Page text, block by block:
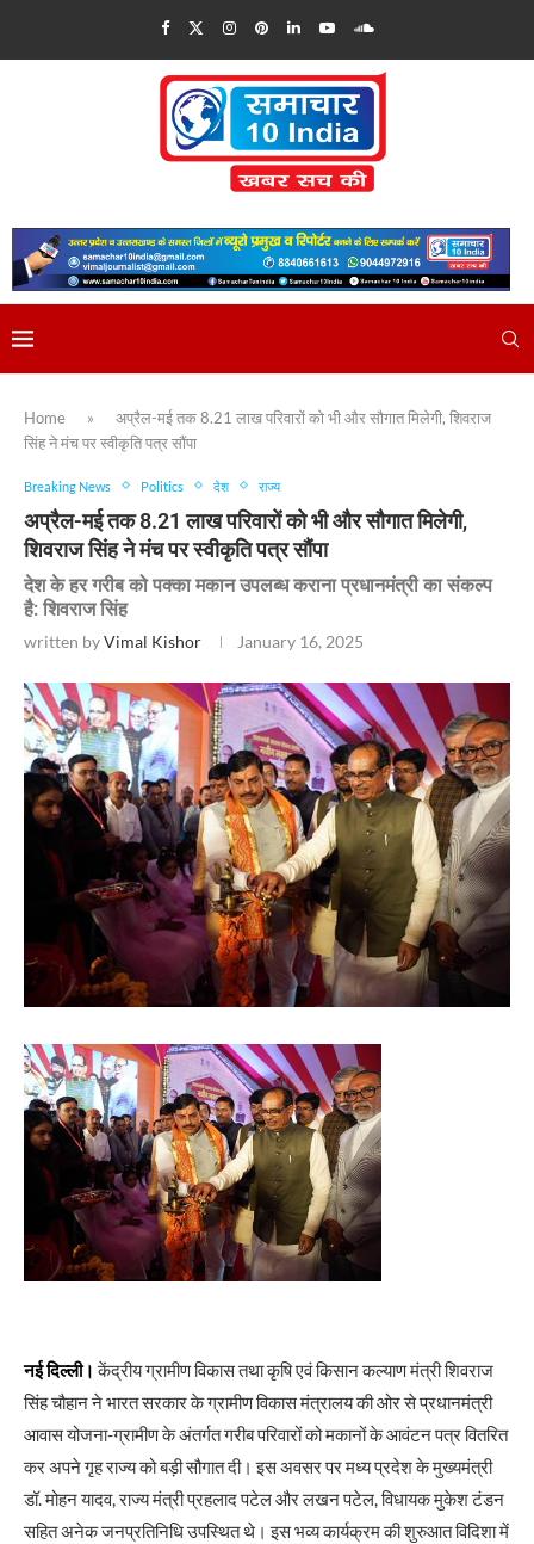
Home »
अप्रैल-मई तक 8.21 लाख परिवारों को भी और सौगात मिलेगी, शिवराज
सिंह ने मंच पर स्वीकृति पत्र सौंपा
Breaking News Politics देश राज्य
अप्रैल-मई तक 8.21 लाख परिवारों को भी और सौगात मिलेगी,
शिवराज सिंह ने मंच पर स्वीकृति पत्र सौंपा
देश के हर गरीब को पक्का मकान उपलब्ध कराना प्रधानमंत्री का संकल्प
है: शिवराज सिंह
written byVimal Kishor January 16, 2025
नई दिल्ली। केंद्रीय ग्रामीण विकास तथा कृषि एवं किसान कल्याण मंत्री शिवराज
सिंह चौहान ने भारत सरकार के ग्रामीण विकास मंत्रालय की ओर से प्रधानमंत्री
आवास योजना-ग्रामीण के अंतर्गत गरीब परिवारों को मकानों के आवंटन पत्र वितरित
कर अपने गृह राज्य को बड़ी सौगात दी। इस अवसर पर मध्य प्रदेश के मुख्यमंत्री
डॉ. मोहन यादव, राज्य मंत्री प्रहलाद पटेल और लखन पटेल, विधायक मुकेश टंडन
सहित अनेक जनप्रतिनिधि उपस्थित थे। इस भव्य कार्यक्रम की शुरुआत विदिशा में